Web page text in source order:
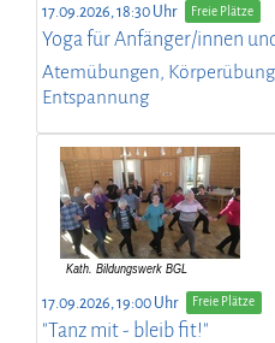
17.09.2026, 18:30 Uhr Freie Plätze
Yoga für Anfänger/innen
Atemübungen,
Entspannung
17.09.2026, 19:00 Uhr Freie Plätze
"Tanz mit - bleib fit!"